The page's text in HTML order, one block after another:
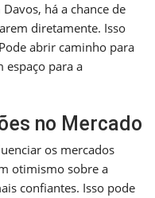
há a chance de
diretamente. Isso
abrir caminho para
espaço para a
no Mercado
os mercados
otimismo sobre a
confiantes. Isso pode